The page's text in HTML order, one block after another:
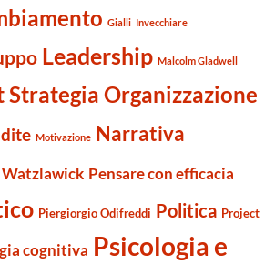
Gialli Invecchiare
Leadership Malcolm Gladwell
Strategia Organizzazione
Motivazione Narrativa
Watzlawick Pensare con efficacia
Piergiorgio Odifreddi Politica Project
cognitiva Psicologia e